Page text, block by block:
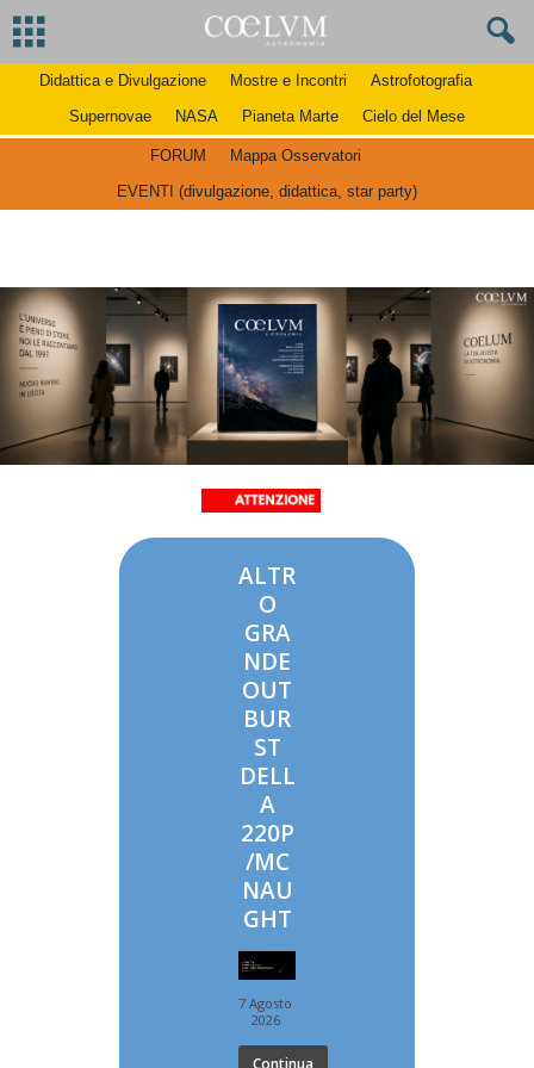
Didattica e Divulgazione Mostre e Incontri
Astrofotografia
Supernovae
NASA Pianeta Marte Cielo del Mese
FORUM
Mappa Osservatori
EVENTI (divulgazione, didattica, star party)
ALTR
O
GRA
NDE
OUT
BUR
ST
DELL
A
220P
/MC
NAU
GHT
7 Agosto
2026
Continua